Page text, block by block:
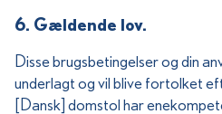
6. Gældende lov.
Disse brugsbetingelser og din
underlagt og vil blive fortolket
[Dansk] domstol har